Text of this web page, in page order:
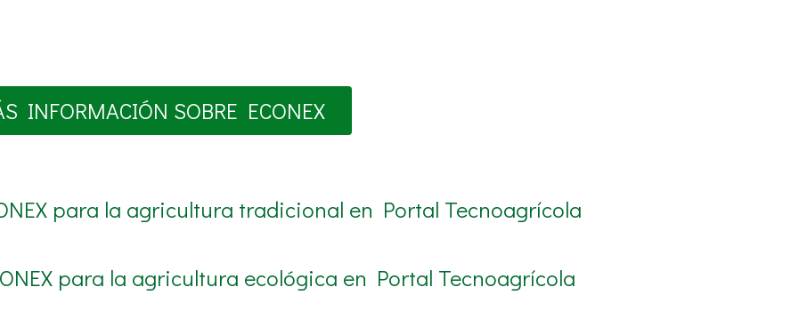
INFORMACIÓN SOBRE ECONEX
para la agricultura tradicional en Portal Tecnoagrícola
para la agricultura ecológica en Portal Tecnoagrícola